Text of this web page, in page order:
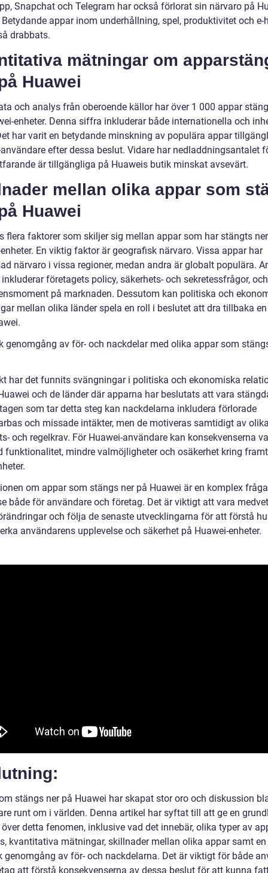
Snapchat och Telegram har också förlorat sin närvaro på
Betydande appar inom underhållning, spel, produktivitet och e-
drabbats.
mätningar om
Huawei
och analys från oberoende källor har över 1 000 appar
enheter. Denna siffra inkluderar både internationella och
har varit en betydande minskning av populära appar
efter dessa beslut. Vidare har nedladdningsantalet
är tillgängliga på Huaweis butik minskat avsevärt.
mellan olika appar som
Huawei
flera faktorer som skiljer sig mellan appar som har stängts
En viktig faktor är geografisk närvaro. Vissa appar har
närvaro i vissa regioner, medan andra är globalt populära.
företagets policy, säkerhets- och sekretessfrågor, och
på marknaden. Dessutom kan politiska och
mellan olika länder spela en roll i beslutet att dra tillbaka
genomgång av för- och nackdelar med olika appar som
har det funnits svängningar i politiska och ekonomiska
och de länder där apparna har beslutats att vara
som tar detta steg kan nackdelarna inkludera förlorade
och missade intäkter, men de motiveras samtidigt av
och regelkrav. För Huawei-användare kan konsekvenserna
funktionalitet, mindre valmöjligheter och osäkerhet kring
om appar som stängs ner på Huawei är en komplex
både för användare och företag. Det är viktigt att vara
och följa de senaste utvecklingarna för att förstå
användarens upplevelse och säkerhet på Huawei-enheter.
stängs ner på Huawei har skapat stor oro och diskussion
runt om i världen. Denna artikel har syftat till att ge en
detta fenomen, inklusive vad det innebär, olika typer av
kvantitativa mätningar, skillnader mellan olika appar samt en
genomgång av för- och nackdelarna. Det är viktigt för både
att förstå konsekvenserna av dessa beslut för att kunna